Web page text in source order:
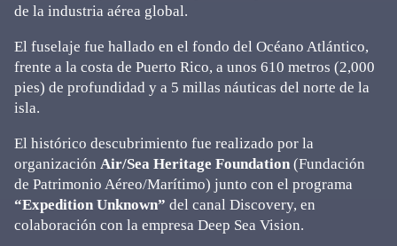
de la industria aérea global.
El fuselaje fue hallado en el fondo del Océano Atlántico,
frente a la costa de Puerto Rico, a unos 610 metros (2,000
pies) de profundidad y a 5 millas náuticas del norte de la
isla.
El histórico descubrimiento fue realizado por la
organización Air/Sea Heritage Foundation (Fundación
de Patrimonio Aéreo/Marítimo) junto con el programa
“Expedition Unknown” del canal Discovery, en
colaboración con la empresa Deep Sea Vision.